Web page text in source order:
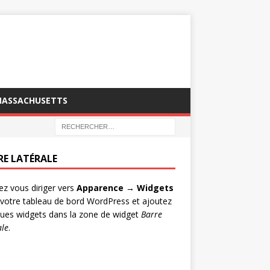
LATÉRALE
vous diriger vers Apparence → Widgets
tableau de bord WordPress et ajoutez
widgets dans la zone de widget Barre
.